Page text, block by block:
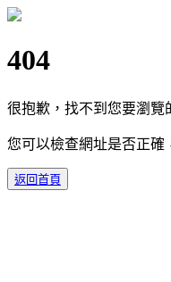
404
很抱歉，找不到您要瀏覽
您可以檢查網址是否正確
返回首頁